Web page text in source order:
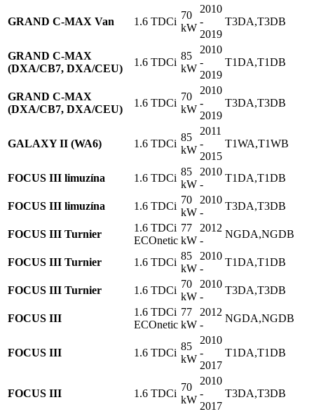
GRAND C-MAX Van 1.6 TDCi
70
kW
2010
-
2019
T3DA,T3DB
GRAND C-MAX
(DXA/CB7, DXA/CEU)
1.6 TDCi
85
kW
2010
-
2019
T1DA,T1DB
GRAND C-MAX
(DXA/CB7, DXA/CEU)
1.6 TDCi
70
kW
2010
-
2019
T3DA,T3DB
GALAXY II (WA6) 1.6 TDCi
85
kW
2011
-
2015
T1WA,T1WB
FOCUS III limuzína 1.6 TDCi
85
kW
2010
-
T1DA,T1DB
FOCUS III limuzína 1.6 TDCi
70
kW
2010
-
T3DA,T3DB
FOCUS III Turnier
1.6 TDCi
ECOnetic
77
kW
2012
-
NGDA,NGDB
FOCUS III Turnier 1.6 TDCi
85
kW
2010
-
T1DA,T1DB
FOCUS III Turnier 1.6 TDCi
70
kW
2010
-
T3DA,T3DB
FOCUS III
1.6 TDCi
ECOnetic
77
kW
2012
-
NGDA,NGDB
FOCUS III 1.6 TDCi
85
kW
2010
-
2017
T1DA,T1DB
FOCUS III 1.6 TDCi
70
kW
2010
-
2017
T3DA,T3DB